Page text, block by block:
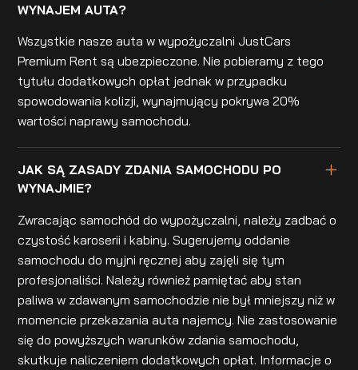
WYNAJEM AUTA?
Wszystkie nasze auta w wypożyczalni JustCars
Premium Rent są ubezpieczone. Nie pobieramy z tego
tytułu dodatkowych opłat jednak w przypadku
spowodowania kolizji, wynajmujący pokrywa 20%
wartości naprawy samochodu.
JAK SĄ ZASADY ZDANIA SAMOCHODU PO
WYNAJMIE?
Zwracając samochód do wypożyczalni, należy zadbać o
czystość karoserii i kabiny. Sugerujemy oddanie
samochodu do myjni ręcznej aby zajęli się tym
profesjonaliści. Należy również pamiętać aby stan
paliwa w zdawanym samochodzie nie był mniejszy niż w
momencie przekazania auta najemcy. Nie zastosowanie
się do powyższych warunków zdania samochodu,
skutkuje naliczeniem dodatkowych opłat. Informacje o